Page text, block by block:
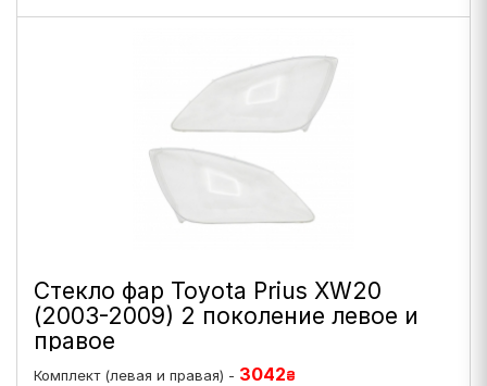
Стекло фар Toyota Prius XW20
(2003-2009) 2 поколение левое и
правое
Комплект (левая и правая) - 3042₴